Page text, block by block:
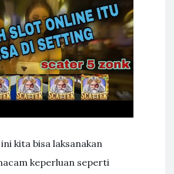
kita bisa laksanakan
keperluan seperti